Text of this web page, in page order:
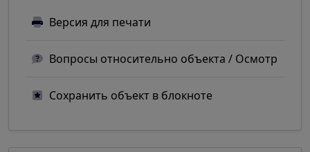
Версия для печати
Вопросы относительно объекта / Осмотр
Сохранить объект в блокноте